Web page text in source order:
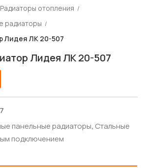
Радиаторы отопления
радиаторы
Лидея ЛК 20-507
Лидея ЛК 20-507
панельные радиаторы, Стальные
подключением